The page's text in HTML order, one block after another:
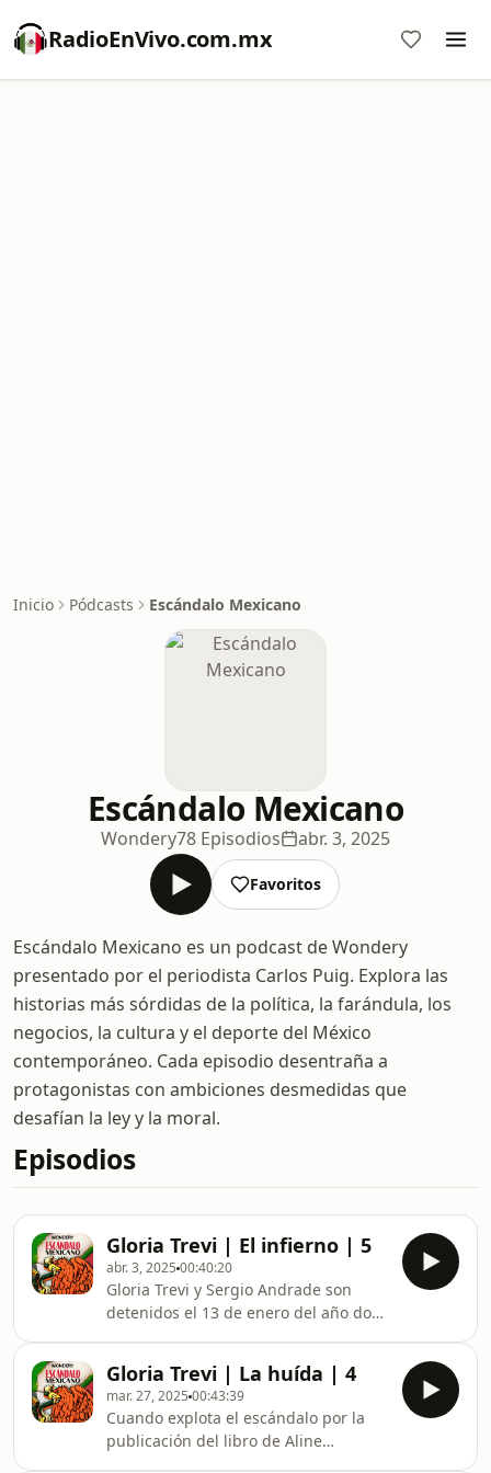
RadioEnVivo.com.mx
Inicio Pódcasts Escándalo Mexicano
Escándalo Mexicano
Wondery78 Episodios abr. 3, 2025
Favoritos
Escándalo Mexicano es un podcast de Wondery
presentado por el periodista Carlos Puig. Explora las
historias más sórdidas de la política, la farándula, los
negocios, la cultura y el deporte del México
contemporáneo. Cada episodio desentraña a
protagonistas con ambiciones desmedidas que
desafían la ley y la moral.
Episodios
Gloria Trevi | El infierno | 5
abr. 3, 2025 00:40:20
Gloria Trevi y Sergio Andrade son
detenidos el 13 de enero del año dos
estrellato hasta la cárcel, acusada de
rapto, violación y corrupción de
menores. Trevi y Raquenel Portillo
permanecen recluidas en Brasil,
Gloria Trevi | La huída | 4
mar. 27, 2025 00:43:39
Cuando explota el escándalo por la
publicación del libro de Aline